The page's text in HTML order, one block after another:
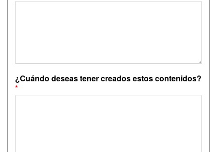
¿Cuándo deseas tener creados estos contenidos?
*